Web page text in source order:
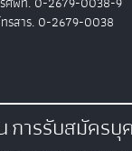
ทรสาร. 0-2679-0038
การรับสมัครบุ